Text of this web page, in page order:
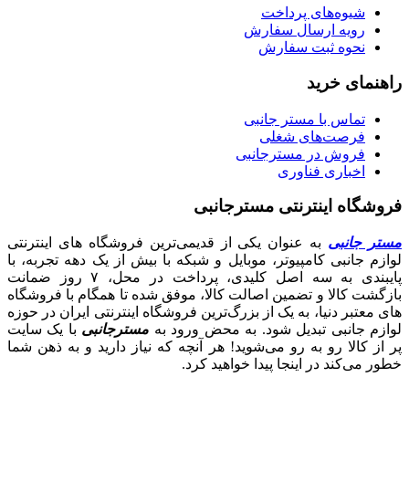
شیوه‌های پرداخت
رویه ارسال سفارش
نحوه ثبت سفارش
راهنمای خرید
تماس با مستر جانبی
فرصت‌های شغلی
فروش در مسترجانبی
اخباری فناوری
فروشگاه اینترنتی مسترجانبی
مستر جانبی به عنوان یکی از قدیمی‌ترین فروشگاه های اینترنتی
لوازم جانبی کامپیوتر، موبایل و شبکه با بیش از یک دهه تجربه، با
پایبندی به سه اصل کلیدی، پرداخت در محل، ۷ روز ضمانت
بازگشت کالا و تضمین اصالت کالا، موفق شده تا همگام با فروشگاه‌
های معتبر دنیا، به یک از بزرگ‌ترین فروشگاه اینترنتی ایران در حوزه
لوازم جانبی تبدیل شود. به محض ورود به مسترجانبی با یک سایت
پر از کالا رو به رو می‌شوید! هر آنچه که نیاز دارید و به ذهن شما
خطور می‌کند در اینجا پیدا خواهید کرد.